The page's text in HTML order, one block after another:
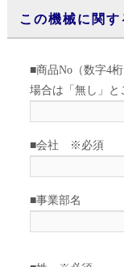
この機械に関